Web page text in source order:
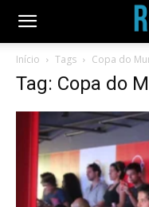
Início Tags Copa do
Tag: Copa do